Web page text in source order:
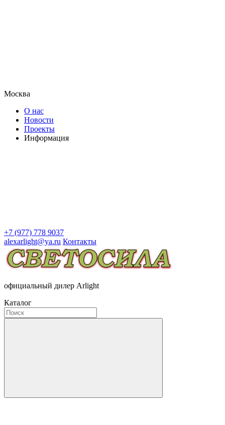
Москва
О нас
Новости
Проекты
Информация
+7 (977) 778 9037
alexarlight@ya.ru Контакты
официальный дилер Arlight
Каталог